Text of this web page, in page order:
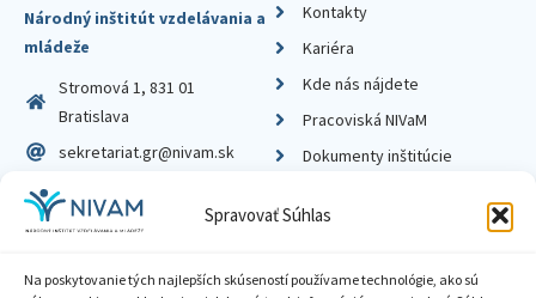
Spravovať Súhlas
Na poskytovanie tých najlepších skúseností používame technológie, ako sú
Národný inštitút vzdelávania a
mládeže
Stromová 1, 831 01
Bratislava
sekretariat.gr@nivam.sk
IČO: 00164348
DIČ: 2020798714
Kontakty
Kariéra
Kde nás nájdete
Pracoviská NIVaM
Dokumenty inštitúcie